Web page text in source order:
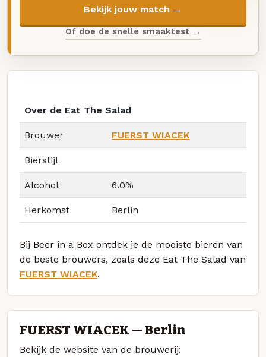
Bekijk jouw match →
Of doe de snelle smaaktest →
Over de Eat The Salad
Brouwer FUERST WIACEK
Bierstijl
Alcohol 6.0%
Herkomst Berlin
Bij Beer in a Box ontdek je de mooiste bieren van
de beste brouwers, zoals deze Eat The Salad van
FUERST WIACEK.
FUERST WIACEK — Berlin
Bekijk de website van de brouwerij: